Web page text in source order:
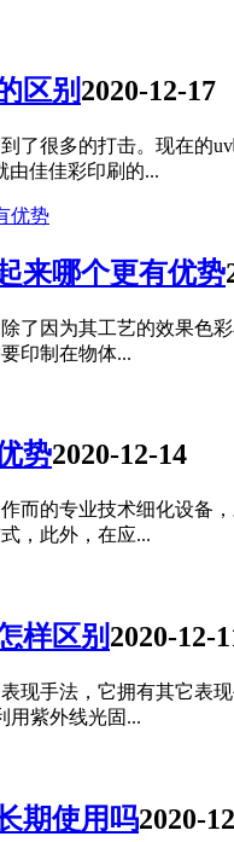
区别 2020-12-17
了很多的打击。现在的
由佳佳彩印刷的...
来哪个更有优势
了因为其工艺的效果色
印制在物体...
势2020-12-14
而的专业技术细化设备
，此外，在应...
样区别 2020-12-
现手法，它拥有其它表
用紫外线光固...
期使用吗2020-